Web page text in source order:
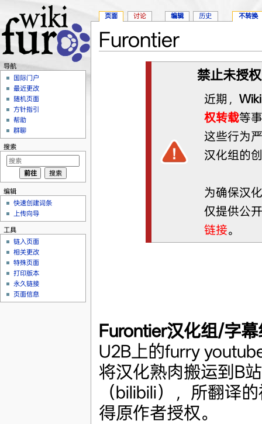
Furontier
禁止未授
近期，
权转载等
这些行为
汉化组的
为确保汉
仅提供公
链接。
Furontier汉化组/字幕
U2B上的furry
将汉化熟肉搬运到B站
（bilibili），所翻译
得原作者授权。
页面 讨论 编辑 历史 不转换
导航
国际门户
最近更改
随机页面
方针指引
帮助
群聊
搜索
编辑
快速创建词条
上传向导
工具
链入页面
相关更改
特殊页面
打印版本
永久链接
页面信息